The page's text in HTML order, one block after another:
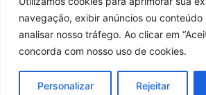
navegação, exibir anúncios ou conteúdo
analisar nosso tráfego. Ao clicar em
concorda com nosso uso de cookies.
Personalizar Rejeitar